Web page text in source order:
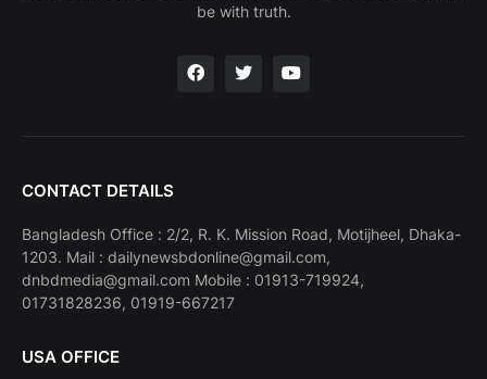
be with truth.
CONTACT DETAILS
Bangladesh Office : 2/2, R. K. Mission Road, Motijheel, Dhaka-
1203. Mail : dailynewsbdonline@gmail.com,
dnbdmedia@gmail.com Mobile : 01913-719924,
01731828236, 01919-667217
USA OFFICE